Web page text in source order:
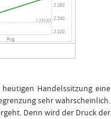
Handelssitzung eine
sehr wahrscheinlich.
Denn wird der Druck der